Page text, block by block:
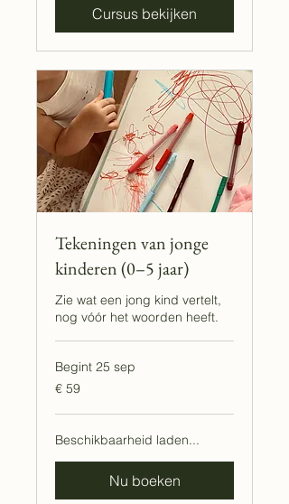
Cursus bekijken
Tekeningen van jonge
kinderen (0–5 jaar)
Zie wat een jong kind vertelt,
nog vóór het woorden heeft.
Begint 25 sep
59
euro
€ 59
Beschikbaarheid laden...
Nu boeken